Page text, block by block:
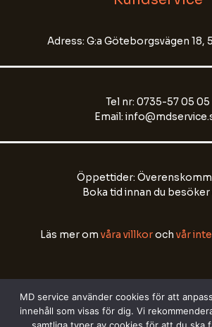
Adress: G:a Göteborgsvägen 18,
Tel nr: 0735-57 05 05
Email:
Öppettider:
Boka tid innan du besöker
Läs mer om våra villkoroch vår
MD service använder cookies för att
innehåll som visas för dig. Vi